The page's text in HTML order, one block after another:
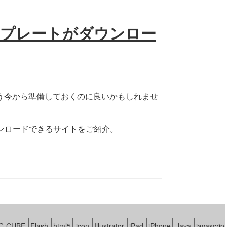
レートがダウンロー
から準備しておくのに良いかもしれませ
ードできるサイトをご紹介。